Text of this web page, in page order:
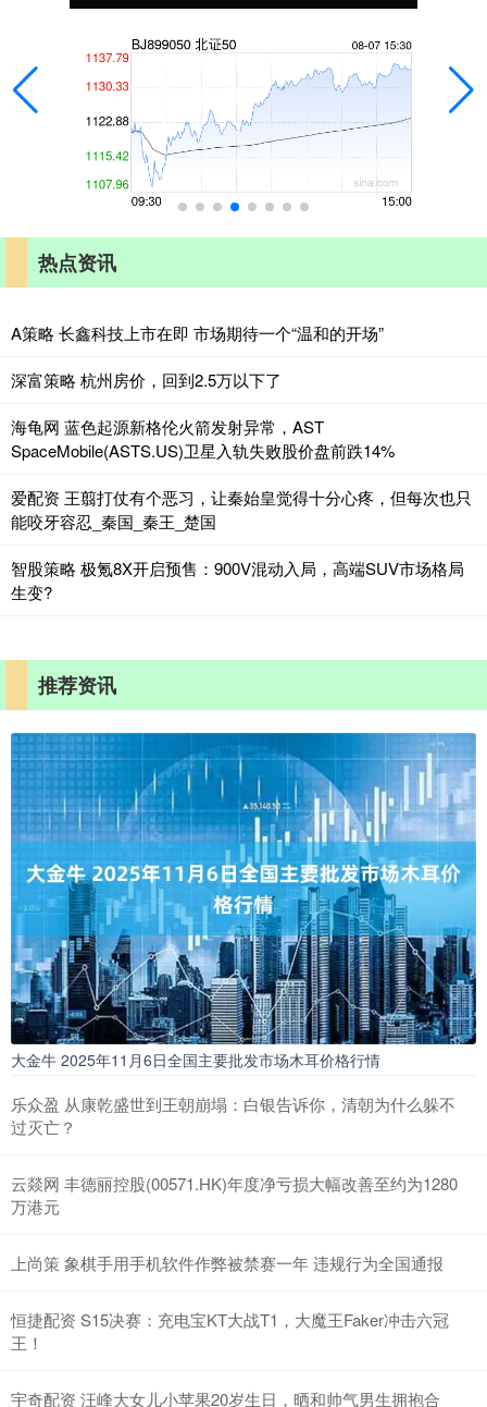
热点资讯
A策略 长鑫科技上市在即 市场期待一个“温和的开场”
深富策略 杭州房价，回到2.5万以下了
海龟网 蓝色起源新格伦火箭发射异常，AST
SpaceMobile(ASTS.US)卫星入轨失败股价盘前跌14%
爱配资 王翦打仗有个恶习，让秦始皇觉得十分心疼，但每次也只
能咬牙容忍_秦国_秦王_楚国
智股策略 极氪8X开启预售：900V混动入局，高端SUV市场格局
生变?
推荐资讯
大金牛 2025年11月6日全国主要批发市场木耳价格行情
乐众盈 从康乾盛世到王朝崩塌：白银告诉你，清朝为什么躲不
过灭亡？
云燚网 丰德丽控股(00571.HK)年度净亏损大幅改善至约为1280
万港元
上尚策 象棋手用手机软件作弊被禁赛一年 违规行为全国通报
恒捷配资 S15决赛：充电宝KT大战T1，大魔王Faker冲击六冠
王！
宇奇配资 汪峰大女儿小苹果20岁生日，晒和帅气男生拥抱合